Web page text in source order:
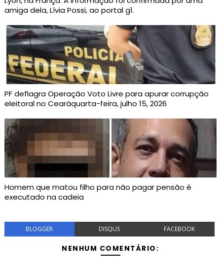
amiga dela, Lívia Possi, ao portal g1.
PF deflagra Operação Voto Livre para apurar corrupção
eleitoral no Cearáquarta-feira, julho 15, 2026
Homem que matou filho para não pagar pensão é
executado na cadeia
BLOGGER DISQUS FACEBOOK
NENHUM COMENTÁRIO: